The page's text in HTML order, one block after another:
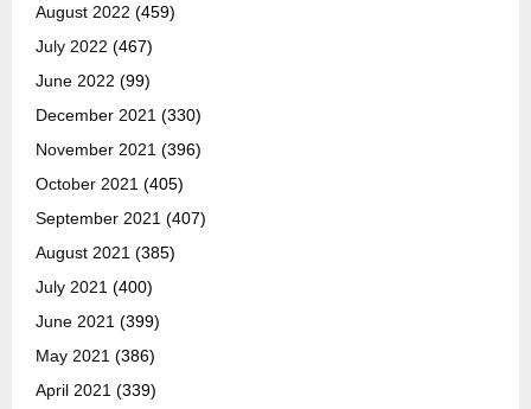
August 2022 (459)
July 2022 (467)
June 2022 (99)
December 2021 (330)
November 2021 (396)
October 2021 (405)
September 2021 (407)
August 2021 (385)
July 2021 (400)
June 2021 (399)
May 2021 (386)
April 2021 (339)